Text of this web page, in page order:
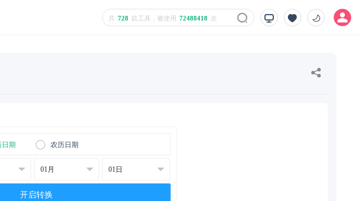
共 728 款工具，被使用 72488418 次
日期 农历日期
开启转换